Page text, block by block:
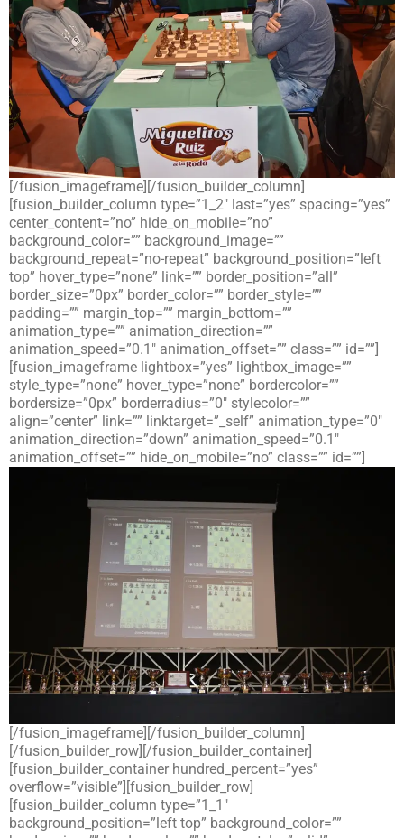
[/fusion_imageframe][/fusion_builder_column]
[fusion_builder_column type=”1_2″ last=”yes” spacing=”yes”
center_content=”no” hide_on_mobile=”no”
background_color=”” background_image=””
background_repeat=”no-repeat” background_position=”left
top” hover_type=”none” link=”” border_position=”all”
border_size=”0px” border_color=”” border_style=””
padding=”” margin_top=”” margin_bottom=””
animation_type=”” animation_direction=””
animation_speed=”0.1″ animation_offset=”” class=”” id=””]
[fusion_imageframe lightbox=”yes” lightbox_image=””
style_type=”none” hover_type=”none” bordercolor=””
bordersize=”0px” borderradius=”0″ stylecolor=””
align=”center” link=”” linktarget=”_self” animation_type=”0″
animation_direction=”down” animation_speed=”0.1″
animation_offset=”” hide_on_mobile=”no” class=”” id=””]
[/fusion_imageframe][/fusion_builder_column]
[/fusion_builder_row][/fusion_builder_container]
[fusion_builder_container hundred_percent=”yes”
overflow=”visible”][fusion_builder_row]
[fusion_builder_column type=”1_1″
background_position=”left top” background_color=””